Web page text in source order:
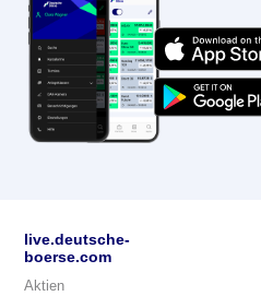
live.deutsche-
boerse.com
Aktien